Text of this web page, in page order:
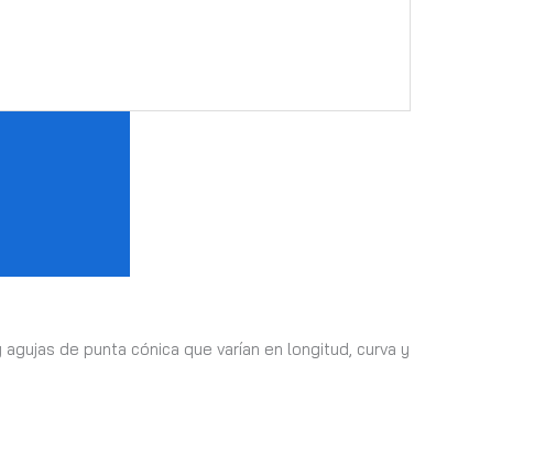
de punta cónica que varían en longitud, curva y